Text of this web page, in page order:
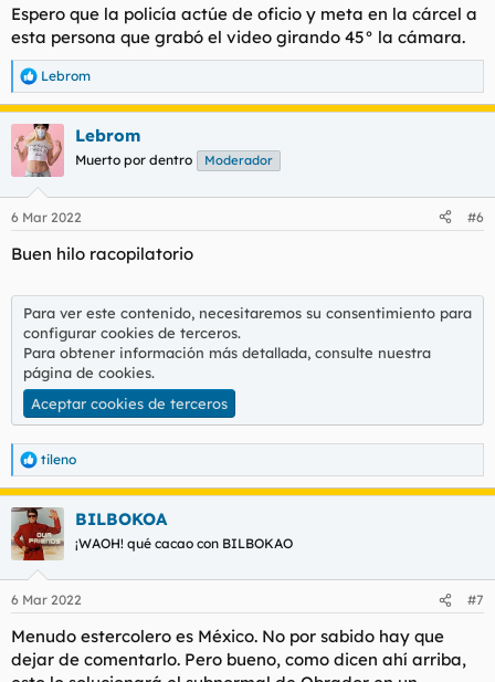
Espero que la policía actúe de oficio y meta en la cárcel a
esta persona que grabó el video girando 45° la cámara.
R
e
a
c
c
e
:
Lebrom
Lebrom
Muerto por dentro Moderador
6 Mar 2022 #6
Buen hilo racopilatorio
Para ver este contenido, necesitaremos su consentimiento para
configurar cookies de terceros.
Para obtener información más detallada, consulte nuestra
página de cookies.
Aceptar cookies de terceros
R
e
a
c
c
i
e
:
tileno
BILBOKOA
¡WAOH! qué cacao con BILBOKAO
6 Mar 2022 #7
Menudo estercolero es México. No por sabido hay que
dejar de comentarlo. Pero bueno, como dicen ahí arriba,